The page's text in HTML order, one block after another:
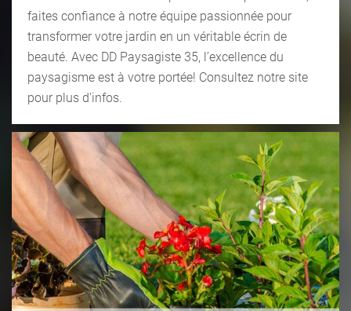
faites confiance à notre équipe passionnée pour
transformer votre jardin en un véritable écrin de
beauté. Avec DD Paysagiste 35, l’excellence du
paysagisme est à votre portée! Consultez notre site
pour plus d'infos.